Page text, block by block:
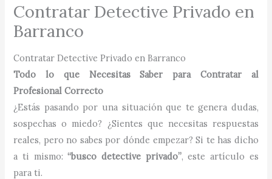
Contratar Detective Privado en
Barranco
Contratar Detective Privado en Barranco
Todo lo que Necesitas Saber para Contratar al
Profesional Correcto
¿Estás pasando por una situación que te genera dudas,
sospechas o miedo? ¿Sientes que necesitas respuestas
reales, pero no sabes por dónde empezar? Si te has dicho
a ti mismo:“busco detective privado”, este artículo es
para ti.